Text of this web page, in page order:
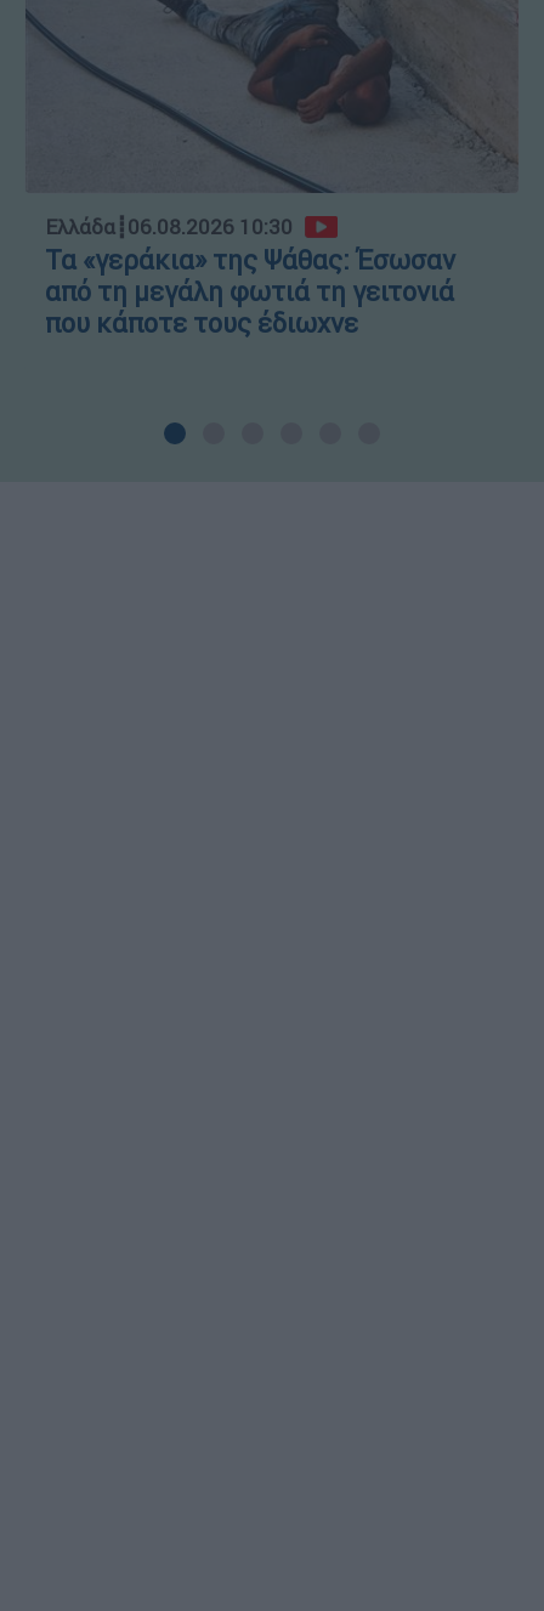
Ελλάδα┋06.08.2026 10:30
Τα «γεράκια» της Ψάθας: Έσωσαν
από τη μεγάλη φωτιά τη γειτονιά
που κάποτε τους έδιωχνε